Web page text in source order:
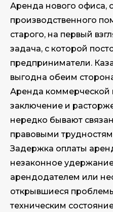
Аренда нового офиса,
производственного
старого, на первый
задача, с которой
предприниматели.
выгодна обеим
Аренда коммерческой
заключение и
нередко бывают
правовыми
Задержка оплаты
незаконное
арендодателем или
открывшиеся
техническим